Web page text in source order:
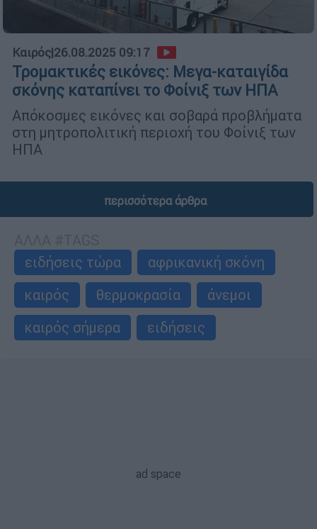
Καιρός|26.08.2025 09:17
Τρομακτικές εικόνες: Μεγα-καταιγίδα
σκόνης καταπίνει το Φοίνιξ των ΗΠΑ
Απόκοσμες εικόνες και σοβαρά προβλήματα
στη μητροπολιτική περιοχή του Φοίνιξ των
ΗΠΑ
περισσότερα άρθρα
ειδήσεις τώρα
αφρικανική σκόνη
καιρός
θερμοκρασία
άνεμοι
καιρός σήμερα
ειδήσεις